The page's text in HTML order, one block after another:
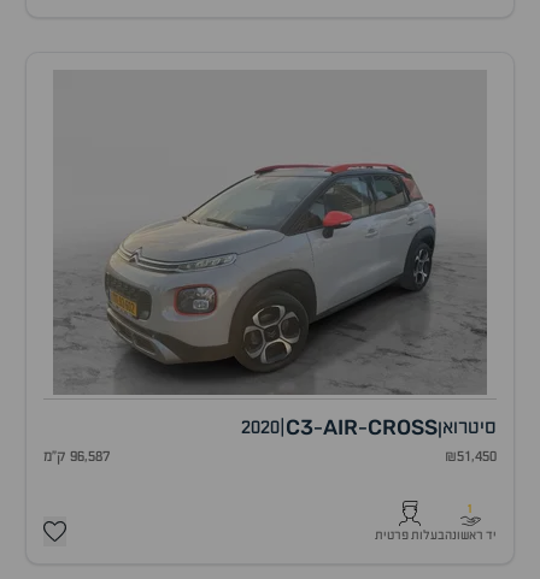
סיטרואן C3-AIR-CROSS
2020
₪51,450 96,587 ק"מ
1
יד ראשונהבעלות פרטית